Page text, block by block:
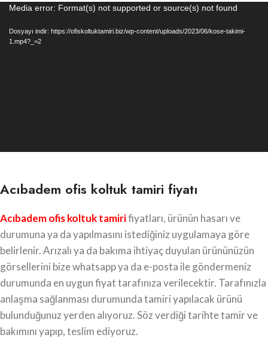
Video
Media error: Format(s) not supported or source(s) not found
Dosyayı indir: https://ofiskoltuktamiri.biz/wp-content/uploads/2023/06/kose-takimi-
1.mp4?_=2
Acıbadem ofis koltuk tamiri fiyatı
Acıbadem ofis koltuk tamirifiyatları, ürünün hasarı ve
durumuna ya da yapılmasını istediğiniz uygulamaya göre
belirlenir. Arızalı ya da bakıma ihtiyaç duyulan ürününüzün
görsellerini bize whatsapp ya da e-posta ile göndermeniz
durumunda en uygun fiyat tarafınıza verilecektir. Tarafınızla
anlaşma sağlanması durumunda tamiri yapılacak ürünü
bulunduğunuz yerden alıyoruz. Söz verdiği tarihte tamir ve
bakımını yapıp, teslim ediyoruz.